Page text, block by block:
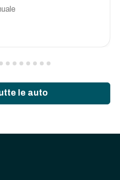
le auto